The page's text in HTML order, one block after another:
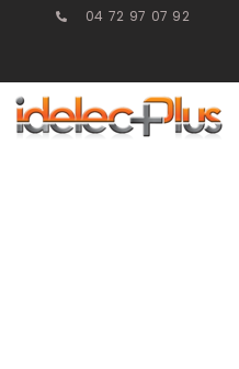
04 72 97 07 92